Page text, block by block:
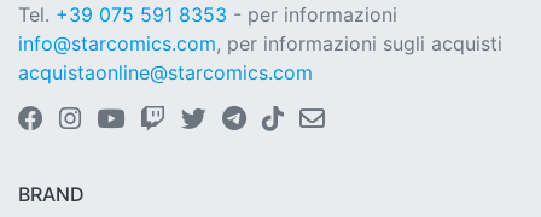
Tel. +39 075 591 8353 - per informazioni
info@starcomics.com, per informazioni sugli acquisti
acquistaonline@starcomics.com
BRAND